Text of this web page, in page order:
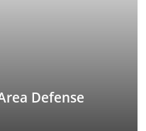
Defense